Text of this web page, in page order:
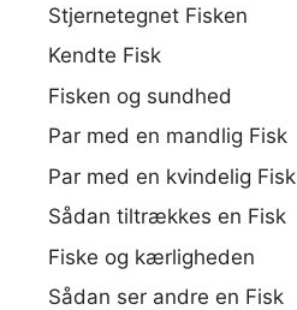
Stjernetegnet Fisken
Kendte Fisk
Fisken og sundhed
Par med en mandlig Fisk
Par med en kvindelig Fisk
Sådan tiltrækkes en Fisk
Fiske og kærligheden
Sådan ser andre en Fisk